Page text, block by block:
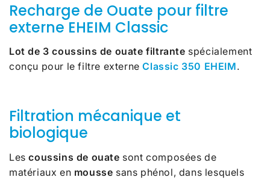
Recharge de Ouate pour filtre
externe EHEIM Classic
Lot de 3 coussins de ouate filtrante spécialement
conçu pour le filtre externeClassic 350 EHEIM.
Filtration mécanique et
biologique
Les coussins de ouate sont composées de
matériaux en mousse sans phénol, dans lesquels